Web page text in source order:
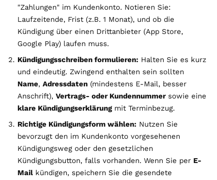
"Zahlungen" im Kundenkonto. Notieren Sie:
Laufzeitende, Frist (z.B. 1 Monat), und ob die
Kündigung über einen Drittanbieter (App Store,
Google Play) laufen muss.
Kündigungsschreiben formulieren: Halten Sie es kurz
und eindeutig. Zwingend enthalten sein sollten
Name, Adressdaten (mindestens E-Mail, besser
Anschrift), Vertrags- oder Kundennummersowie eine
klare Kündigungserklärungmit Terminbezug.
Richtige Kündigungsform wählen: Nutzen Sie
bevorzugt den im Kundenkonto vorgesehenen
Kündigungsweg oder den gesetzlichen
Kündigungsbutton, falls vorhanden. Wenn Sie per E-
Mail kündigen, speichern Sie die gesendete